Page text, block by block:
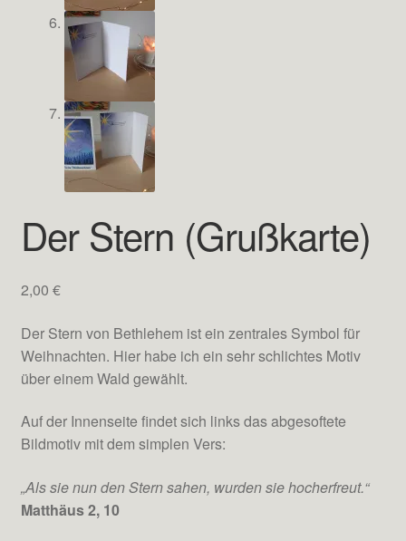
Der Stern (Grußkarte)
2,00 €
Der Stern von Bethlehem ist ein zentrales Symbol für
Weihnachten. Hier habe ich ein sehr schlichtes Motiv
über einem Wald gewählt.
Auf der Innenseite findet sich links das abgesoftete
Bildmotiv mit dem simplen Vers:
„Als sie nun den Stern sahen, wurden sie hocherfreut.“
Matthäus 2, 10